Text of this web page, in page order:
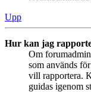
Upp
Hur kan jag
Om
som används
vill rapportera.
guidas igenom